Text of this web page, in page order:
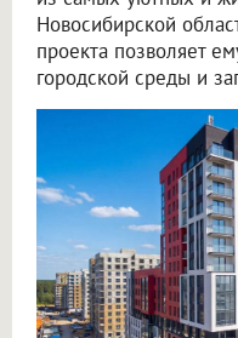
Новосибирской
проекта позволяет
городской среды и